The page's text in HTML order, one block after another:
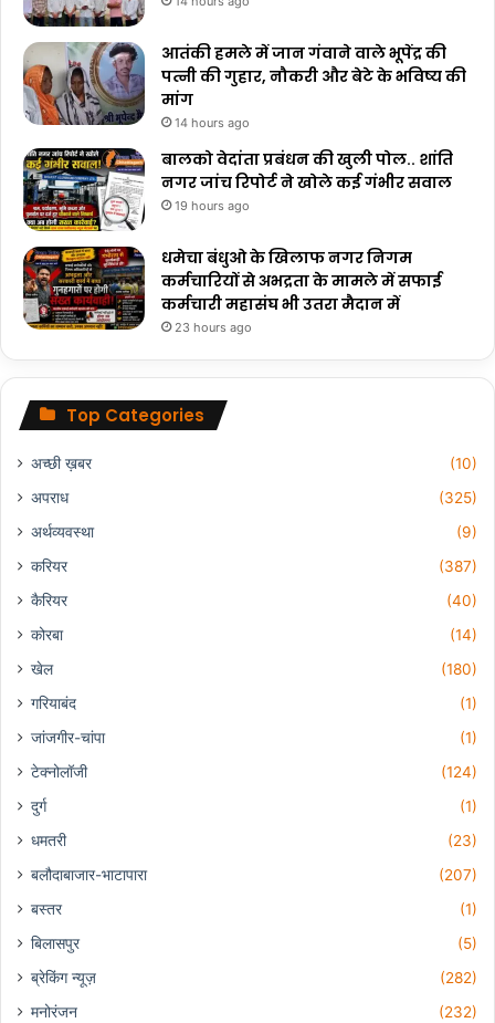
आतंकी हमले में जान गंवाने वाले भूपेंद्र की
पत्नी की गुहार, नौकरी और बेटे के भविष्य की
मांग
14 hours ago
बालको वेदांता प्रबंधन की खुली पोल.. शांति
नगर जांच रिपोर्ट ने खोले कई गंभीर सवाल
19 hours ago
धमेचा बंधुओ के खिलाफ नगर निगम
कर्मचारियों से अभद्रता के मामले में सफाई
कर्मचारी महासंघ भी उतरा मैदान में
23 hours ago
Top Categories
अच्छी ख़बर
(10)
अपराध
(325)
अर्थव्यवस्था
(9)
करियर
(387)
कैरियर
(40)
कोरबा
(14)
खेल
(180)
गरियाबंद
(1)
जांजगीर-चांपा
(1)
टेक्नोलॉजी
(124)
दुर्ग
(1)
धमतरी
(23)
बलौदाबाजार-भाटापारा
(207)
बस्तर
(1)
बिलासपुर
(5)
ब्रेकिंग न्यूज़
(282)
मनोरंजन
(232)